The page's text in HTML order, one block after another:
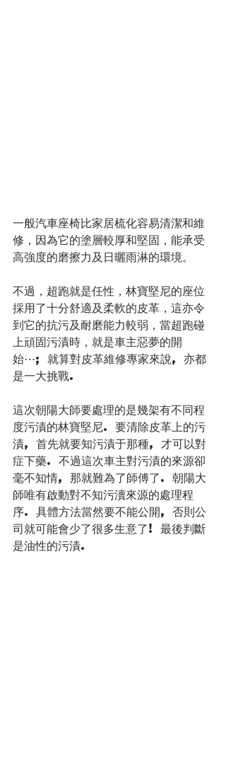
一般汽車座椅比家居梳化容易清潔和維
修，因為它的塗層較厚和堅固，能承受
高強度的磨擦力及日曬雨淋的環境。
不過，超跑就是任性，林寶堅尼的座位
採用了十分舒適及柔軟的皮革，這亦令
到它的抗污及耐磨能力較弱，當超跑碰
上頑固污漬時，就是車主惡夢的開
始⋯; 就算對皮革維修專家來說, 亦都
是一大挑戰.
這次朝陽大師要處理的是幾架有不同程
度污漬的林寶堅尼. 要清除皮革上的污
漬, 首先就要知污漬于那種, 才可以對
症下藥. 不過這次車主對污漬的來源卻
毫不知情, 那就難為了師傅了. 朝陽大
師唯有啟動對不知污瀆來源的處理程
序. 具體方法當然要不能公開, 否則公
司就可能會少了很多生意了! 最後判斷
是油性的污漬.